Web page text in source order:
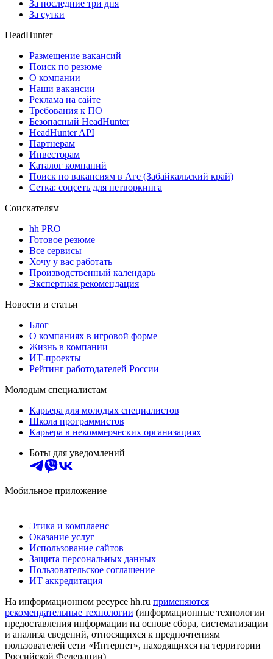
За последние три дня
За сутки
HeadHunter
Размещение вакансий
Поиск по резюме
О компании
Наши вакансии
Реклама на сайте
Требования к ПО
Безопасный HeadHunter
HeadHunter API
Партнерам
Инвесторам
Каталог компаний
Поиск по вакансиям в Аге (Забайкальский край)
Сетка: соцсеть для нетворкинга
Соискателям
hh PRO
Готовое резюме
Все сервисы
Хочу у вас работать
Производственный календарь
Экспертная рекомендация
Новости и статьи
Блог
О компаниях в игровой форме
Жизнь в компании
ИТ-проекты
Рейтинг работодателей России
Молодым специалистам
Карьера для молодых специалистов
Школа программистов
Карьера в некоммерческих организациях
Боты для уведомлений
Мобильное приложение
Этика и комплаенс
Оказание услуг
Использование сайтов
Защита персональных данных
Пользовательское соглашение
ИТ аккредитация
На информационном ресурсе hh.ru применяются
рекомендательные технологии (информационные технологии
предоставления информации на основе сбора, систематизации
и анализа сведений, относящихся к предпочтениям
пользователей сети «Интернет», находящихся на территории
Российской Федерации)